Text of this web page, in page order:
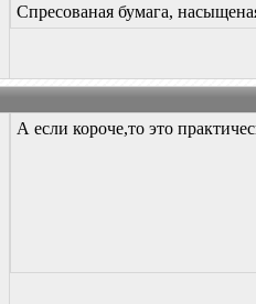
Спресованая бумага,
А если короче,то это